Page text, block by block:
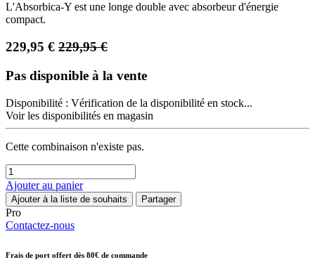
L'Absorbica-Y est une longe double avec absorbeur d'énergie
compact.
229,95 € 229,95€
Pas disponible à la vente
Disponibilité : Vérification de la disponibilité en stock...
Voir les disponibilités en magasin
Cette combinaison n'existe pas.
Ajouter au panier
Ajouter à la liste de souhaits Partager
Pro
Contactez-nous
Frais de port offert dès 80€ de commande